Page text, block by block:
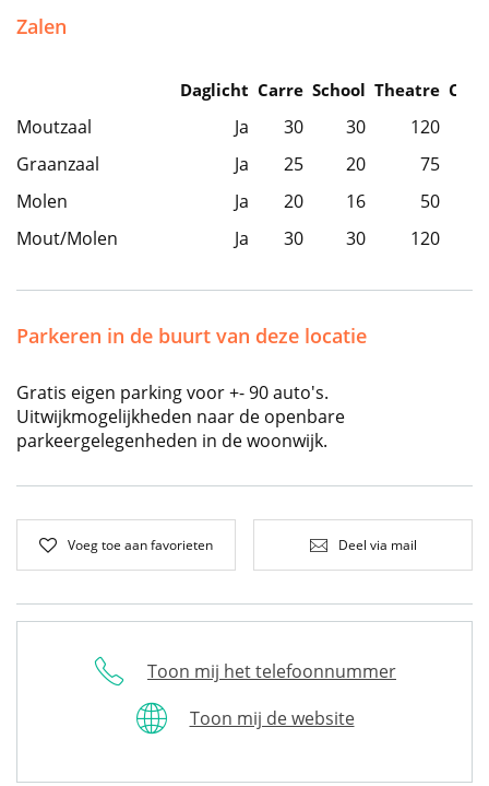
Zalen
Daglicht Carre School Theatre
Moutzaal Ja 30 30
120
Graanzaal
Ja 25 20
75
Molen
Ja 20 16
50
Mout/Molen
Ja 30 30 120
Parkeren in de buurt van deze locatie
Gratis eigen parking voor +- 90 auto's.
Uitwijkmogelijkheden naar de openbare
parkeergelegenheden in de woonwijk.
Voeg toe aan favorieten Deel via mail
Toon mij het telefoonnummer
Toon mij de website